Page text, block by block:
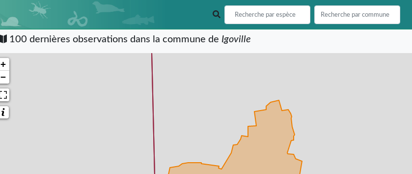
100 dernières observations dans la commune de Igoville
+
−